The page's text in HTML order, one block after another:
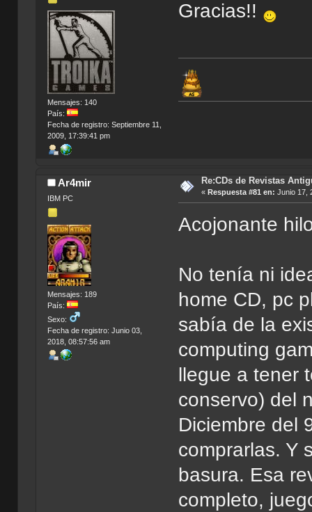
Mensajes: 140
País:
Fecha de registro: Septiembre 11,
2009, 17:39:41 pm
Gracias!!
Ar4mir
IBM PC
Mensajes: 189
País:
Sexo:
Fecha de registro: Junio 03,
2018, 08:57:56 am
Re:CDs de Revistas
« Respuesta #81 en: Junio 17,
Acojonante
No tenía ni
home CD, pc
sabía de la
computing
llegue a tener
conservo) del
Diciembre del
comprarlas. Y
basura. Esa
completo,